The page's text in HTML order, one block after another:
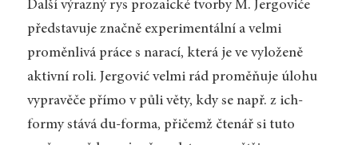
Další výrazný rys prozaické tvorby M. Jergoviće
představuje značně experimentální a velmi
proměnlivá práce s narací, která je ve vyloženě
aktivní roli. Jergović velmi rád proměňuje úlohu
vypravěče přímo v půli věty, kdy se např. z ich-
formy stává du-forma, přičemž čtenář si tuto